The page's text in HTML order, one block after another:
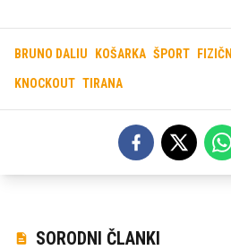
BRUNO DALIU KOŠARKA ŠPORT
KNOCKOUT TIRANA
SORODNI ČLANKI